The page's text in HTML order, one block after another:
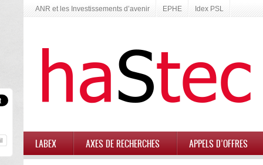
ANR et les Investissements d’avenir EPHE Idex PSL
LABEX AXES DE RECHERCHES APPELS D’OFFRES